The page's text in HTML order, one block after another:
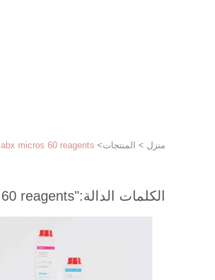
منزل > المنتجات>
abx micros 60 reagents
الكلمات الدالة:"abx micros 60 reagents "